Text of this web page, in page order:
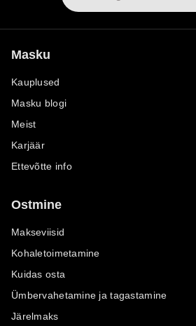
Masku
Kauplused
Masku blogi
Meist
Karjäär
Ettevõtte info
Ostmine
Makseviisid
Kohaletoimetamine
Kuidas osta
Ümbervahetamine ja tagastamine
Järelmaks